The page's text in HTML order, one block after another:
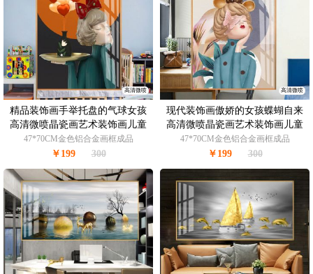
高清微喷
精品装饰画手举托盘的气球女孩
高清微喷晶瓷画艺术装饰画儿童
房挂画
47*70CM金色铝合金画框成品
￥199 300
高清微喷
现代装饰画傲娇的女孩蝶蝴自来
高清微喷晶瓷画艺术装饰画儿童
房挂画
47*70CM金色铝合金画框成品
￥199 300